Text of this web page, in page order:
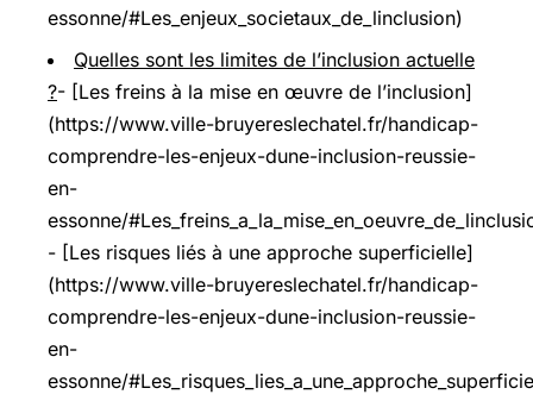
essonne/#Les_enjeux_societaux_de_linclusion)
Quelles sont les limites de l’inclusion actuelle
?- [Les freins à la mise en œuvre de l’inclusion]
(https://www.ville-bruyereslechatel.fr/handicap-
comprendre-les-enjeux-dune-inclusion-reussie-
en-
essonne/
- [Les risques liés à une approche superficielle]
(https://www.ville-bruyereslechatel.fr/handicap-
comprendre-les-enjeux-dune-inclusion-reussie-
en-
essonne/